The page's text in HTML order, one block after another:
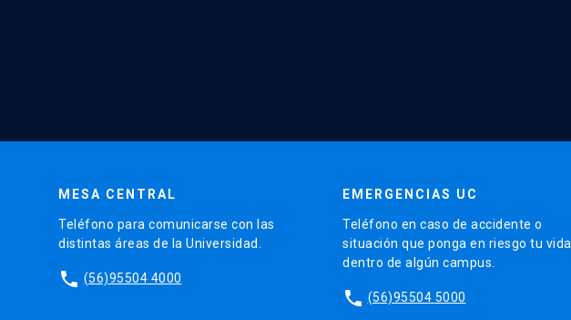
MESA CENTRAL
Teléfono para comunicarse con las
distintas áreas de la Universidad.
phone (56)95504 4000
EMERGENCIAS UC
Teléfono en caso de accidente o
situación que ponga en riesgo tu vida
dentro de algún campus.
phone (56)95504 5000